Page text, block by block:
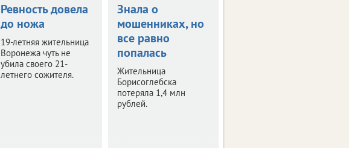
Ревность довела
до ножа
19-летняя жительница
Воронежа чуть не
убила своего 21-
летнего сожителя.
Знала о
мошенниках, но
все равно
попалась
Жительница
Борисоглебска
потеряла 1,4 млн
рублей.